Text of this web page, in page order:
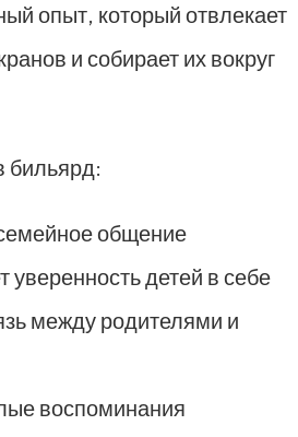
опыт, который отвлекает
и собирает их вокруг
бильярд:
общение
уверенность детей в себе
между родителями и
воспоминания